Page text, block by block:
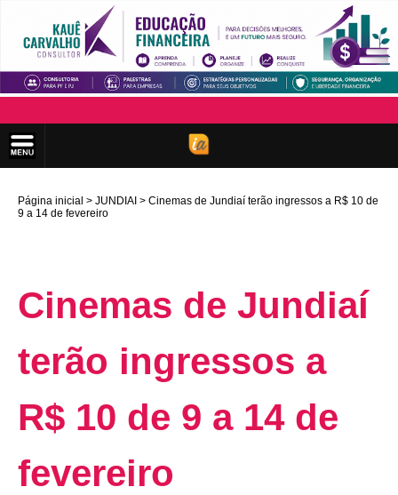
Página inicial JUNDIAI
Cinemas de Jundiaí terão ingressos a R$ 10 de
9 a 14 de fevereiro
Cinemas de Jundiaí
terão ingressos a
R$ 10 de 9 a 14 de
fevereiro